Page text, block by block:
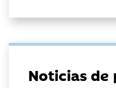
Noticias de